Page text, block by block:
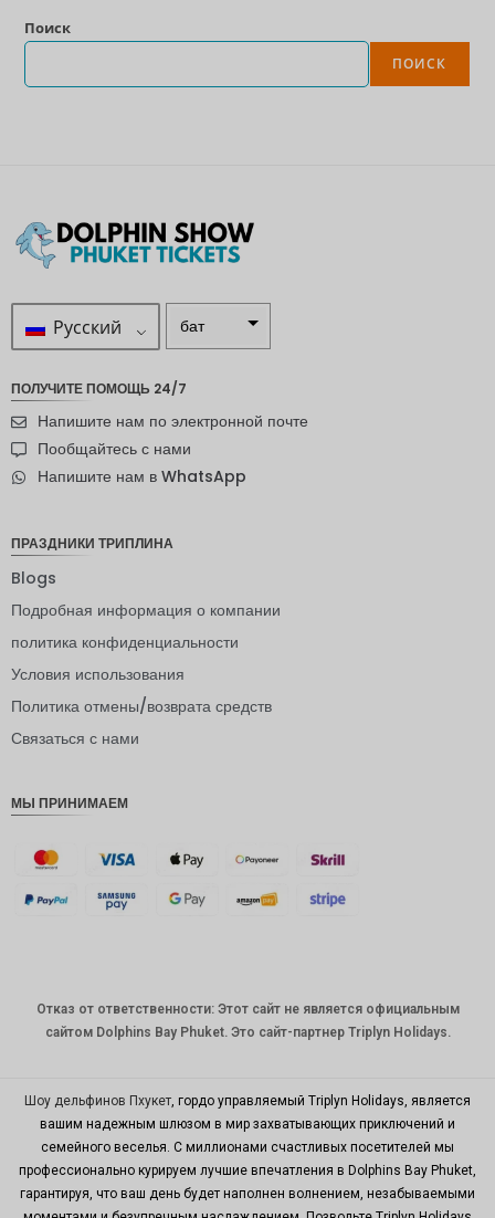
Поиск
ПОИСК
Русский бат
я крона
андский
ЙЕНА
евро
ая
крона
САПР
корейск
ая вона
китайски
й юань
ПОЛУЧИТЕ ПОМОЩЬ 24/7
Напишите нам по электронной почте
Пообщайтесь с нами
Напишите нам в WhatsApp
ПРАЗДНИКИ ТРИПЛИНА
Blogs
Подробная информация о компании
политика конфиденциальности
Условия использования
Политика отмены/возврата средств
Связаться с нами
МЫ ПРИНИМАЕМ
Отказ от ответственности: Этот сайт не является официальным
сайтом Dolphins Bay Phuket. Это сайт-партнер Triplyn Holidays.
Шоу дельфинов Пхукет , гордо управляемый Triplyn Holidays, является
вашим надежным шлюзом в мир захватывающих приключений и
семейного веселья. С миллионами счастливых посетителей мы
профессионально курируем лучшие впечатления в Dolphins Bay Phuket,
гарантируя, что ваш день будет наполнен волнением, незабываемыми